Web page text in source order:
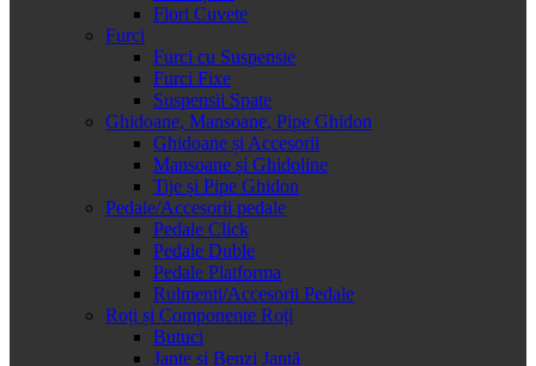
Flori Cuvete
Furci
Furci cu Suspensie
Furci Fixe
Suspensii Spate
Ghidoane, Mansoane, Pipe Ghidon
Ghidoane și Accesorii
Mansoane și Ghidoline
Tije și Pipe Ghidon
Pedale/Accesorii pedale
Pedale Click
Pedale Duble
Pedale Platforma
Rulmenti/Accesorii Pedale
Roți și Componente Roți
Butuci
Jante și Benzi Jantă